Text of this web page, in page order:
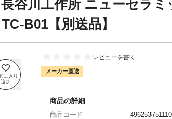
谷川工作所 ニューセラ
B01【別送品】
レビューを書く
メーカー直送
商品の詳細
商品コード